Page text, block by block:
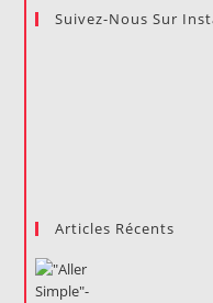
Suivez-Nous Sur
Articles Récents